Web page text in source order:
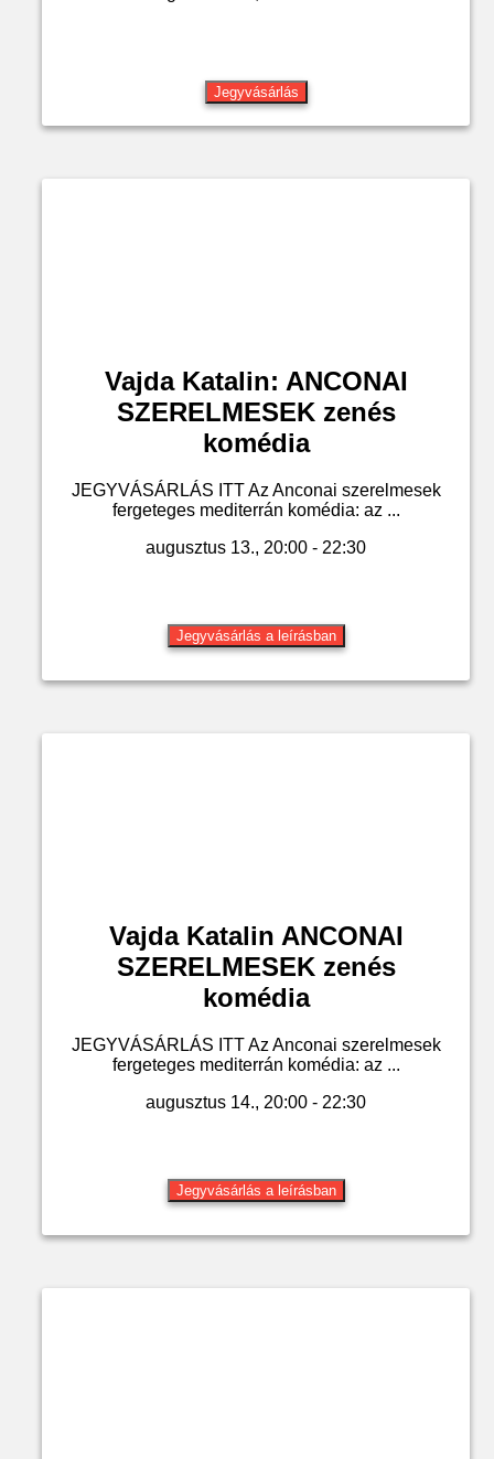
Jegyvásárlás
Vajda Katalin: ANCONAI
SZERELMESEK zenés
komédia
JEGYVÁSÁRLÁS ITT Az Anconai szerelmesek
fergeteges mediterrán komédia: az ...
augusztus 13., 20:00 - 22:30
Jegyvásárlás a leírásban
Vajda Katalin ANCONAI
SZERELMESEK zenés
komédia
JEGYVÁSÁRLÁS ITT Az Anconai szerelmesek
fergeteges mediterrán komédia: az ...
augusztus 14., 20:00 - 22:30
Jegyvásárlás a leírásban